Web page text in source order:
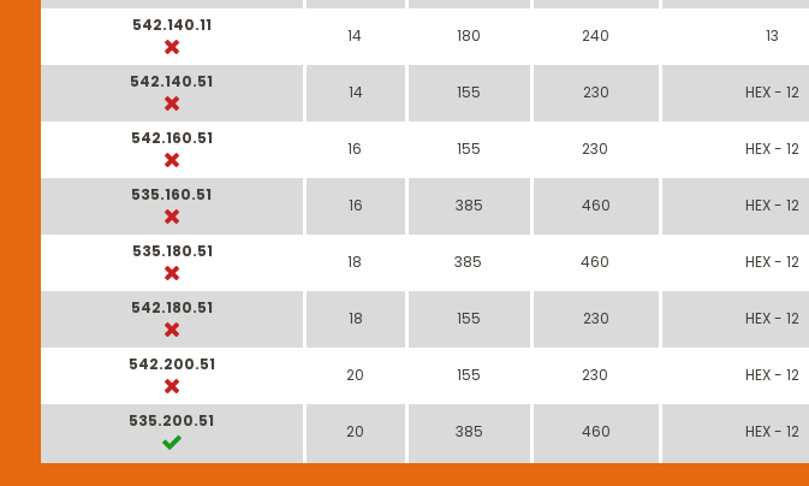
542.140.11
14 180 240 13
542.140.51
14 155 230 HEX - 12
542.160.51
16 155 230 HEX - 12
535.160.51
16 385 460 HEX - 12
535.180.51
18 385 460 HEX - 12
542.180.51
18 155 230 HEX - 12
542.200.51
20 155 230 HEX - 12
535.200.51
20 385 460 HEX - 12